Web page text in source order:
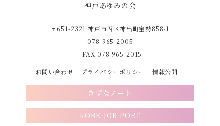
神戸あゆみの会
〒651-2321 神戸市西区神出町宝勢858-1
078-965-2005
FAX 078-965-2015
お問い合わせ プライバシーポリシー 情報公開
きずなノート
KOBE JOB PORT